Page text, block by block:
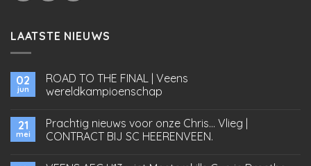
LAATSTE NIEUWS
02
jun
ROAD TO THE FINAL | Veens
wereldkampioenschap
21
mei
Prachtig nieuws voor onze Chris… Vlieg |
CONTRACT BIJ SC HEERENVEEN.